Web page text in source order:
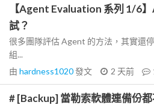
【Agent Evaluation 系列 1/6
試？
很多團隊評估 Agent 的方法，其實還
組...
由 hardness1020發文 2 天前
# [Backup] 當勒索軟體連備份